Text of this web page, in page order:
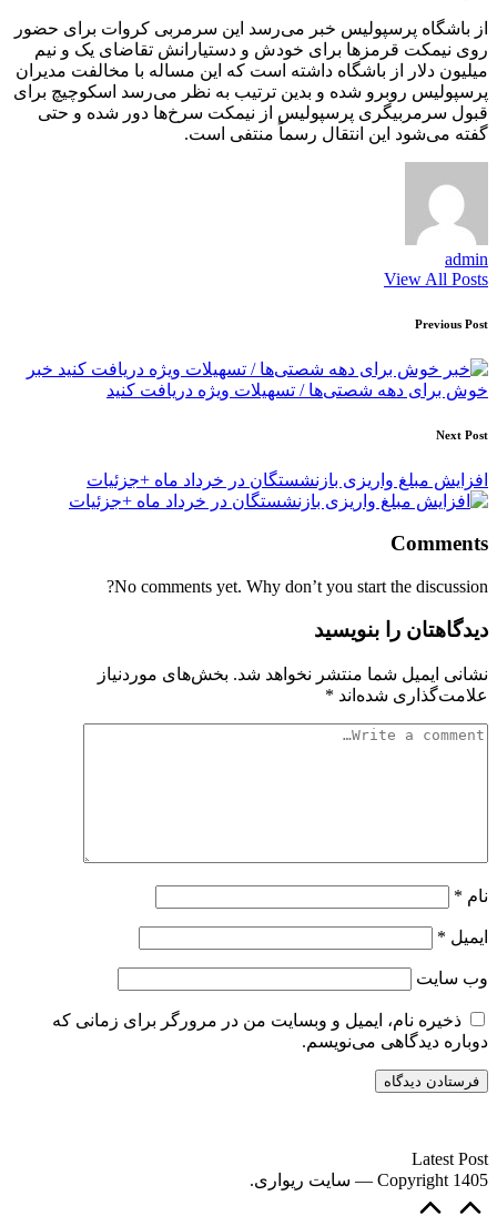
از باشگاه پرسپولیس خبر می‌رسد این سرمربی کروات برای حضور
روی نیمکت قرمزها برای خودش و دستیارانش تقاضای یک و نیم
میلیون دلار از باشگاه داشته است که این مساله با مخالفت مدیران
پرسپولیس روبرو شده و بدین ترتیب به نظر می‌رسد اسکوچیچ برای
قبول سرمربیگری پرسپولیس از نیمکت سرخ‌ها دور شده و حتی
گفته می‌شود این انتقال رسماً منتفی است.
admin
View All Posts
Post
navigation
Previous Post
خبر
خوش برای دهه شصتی‌ها / تسهیلات ویژه دریافت کنید
Next Post
افزایش مبلغ واریزی بازنشستگان در خرداد ماه +جزئیات
Comments
No comments yet. Why don’t you start the discussion?
دیدگاهتان را بنویسید
نشانی ایمیل شما منتشر نخواهد شد. بخش‌های موردنیاز
علامت‌گذاری شده‌اند *
نام *
ایمیل *
وب‌ سایت
ذخیره نام، ایمیل و وبسایت من در مرورگر برای زمانی که
دوباره دیدگاهی می‌نویسم.
Latest Post
Copyright 1405 — سایت ریواری.